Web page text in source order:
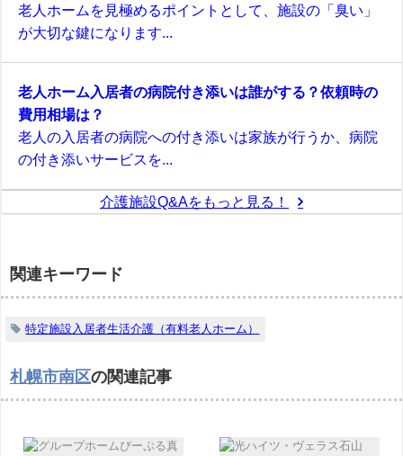
老人ホームを見極めるポイントとして、施設の「臭い」
が大切な鍵になります...
老人ホーム入居者の病院付き添いは誰がする？依頼時の
費用相場は？
老人の入居者の病院への付き添いは家族が行うか、病院
の付き添いサービスを...
介護施設Q&Aをもっと見る！
関連キーワード
特定施設入居者生活介護（有料老人ホーム）
札幌市南区の関連記事